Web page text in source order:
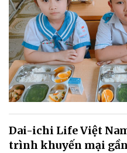
Dai-ichi Life Việt
trình khuyến mại